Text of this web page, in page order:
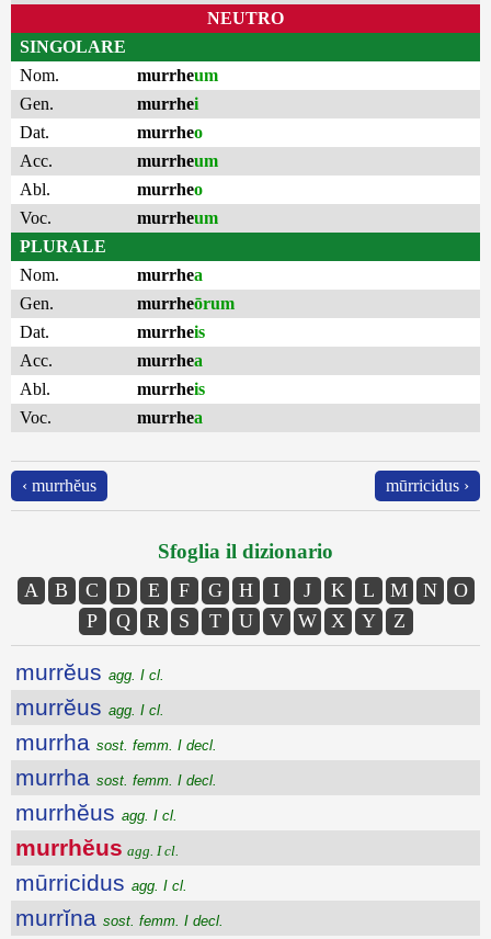
NEUTRO
SINGOLARE
Nom.
murrheum
Gen.
murrhei
Dat.
murrheo
Acc.
murrheum
Abl.
murrheo
Voc.
murrheum
PLURALE
Nom.
murrhea
Gen.
murrheōrum
Dat.
murrheis
Acc.
murrhea
Abl.
murrheis
Voc.
murrhea
‹ murrhĕus mūrricidus ›
Sfoglia il dizionario
A B C D E F G H I J K L M N
O
P
Q R S T U V W X Y Z
murrĕus agg. I cl.
murrĕus agg. I cl.
murrha sost. femm. I decl.
murrha sost. femm. I decl.
murrhĕus agg. I cl.
murrhĕus agg. I cl.
mūrricidus agg. I cl.
murrĭna sost. femm. I decl.